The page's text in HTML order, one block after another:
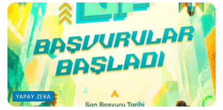
YAPAY ZEKA